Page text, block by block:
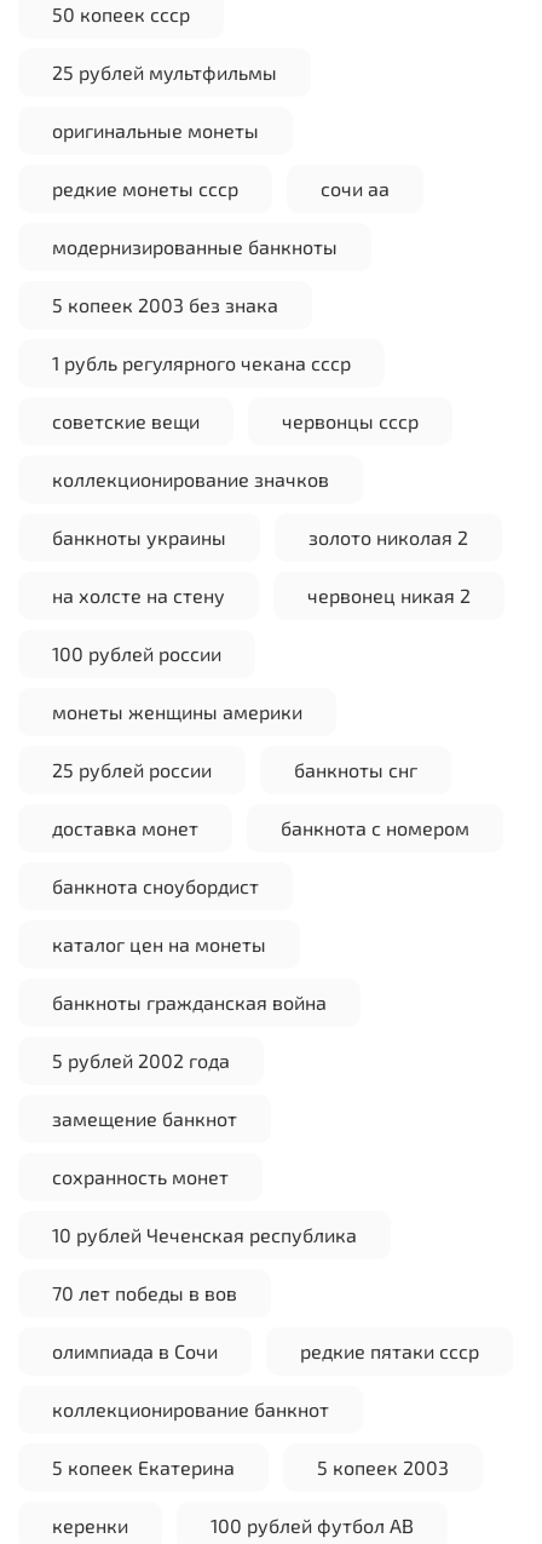
50 копеек ссср
25 рублей мультфильмы
оригинальные монеты
редкие монеты ссср сочи аа
модернизированные банкноты
5 копеек 2003 без знака
1 рубль регулярного чекана ссср
советские вещи червонцы ссср
коллекционирование значков
банкноты украины золото николая 2
на холсте на стену червонец никая 2
100 рублей россии
монеты женщины америки
25 рублей россии банкноты снг
доставка монет банкнота с номером
банкнота сноубордист
каталог цен на монеты
банкноты гражданская война
5 рублей 2002 года
замещение банкнот
сохранность монет
10 рублей Чеченская республика
70 лет победы в вов
олимпиада в Сочи редкие пятаки ссср
коллекционирование банкнот
5 копеек Екатерина 5 копеек 2003
керенки 100 рублей футбол АВ